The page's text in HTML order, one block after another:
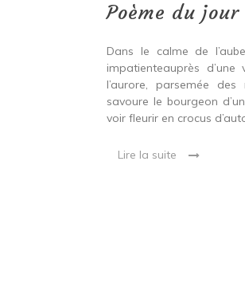
Poème du jour
Dans le calme de
impatienteauprès d’une
l’aurore, parsemée
savoure le bourgeon
voir fleurir en crocus
Lire la suite